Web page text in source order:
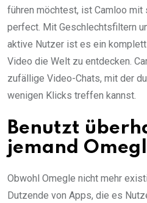
führen möchtest, ist Camloo
perfect. Mit Geschlechtsfiltern
aktive Nutzer ist es ein
Video die Welt zu entdecken.
zufällige Video-Chats, mit der
wenigen Klicks treffen kannst.
Benutzt
jemand
Obwohl Omegle nicht mehr
Dutzende von Apps, die es